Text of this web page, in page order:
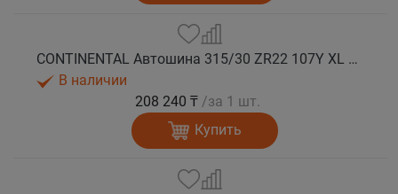
CONTINENTAL Автошина 315/30 ZR22 107Y XL FR SportContact 7 лето
В наличии
208 240 ₸ /за 1 шт.
Купить